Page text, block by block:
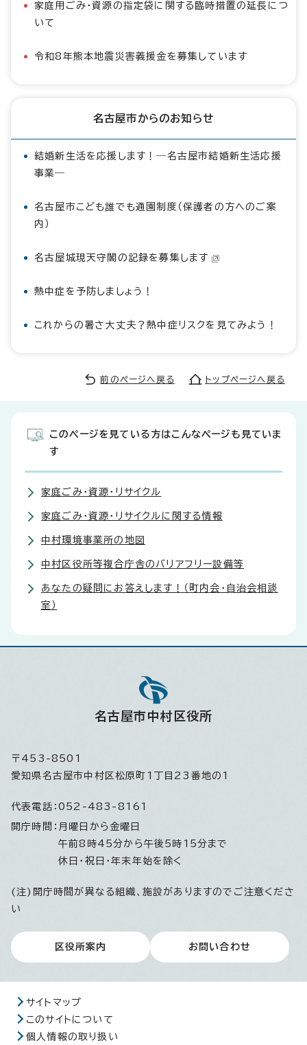
家庭用ごみ・資源の指定袋に関する臨時措置の延長につ
いて
令和8年熊本地震災害義援金を募集しています
名古屋市からのお知らせ
結婚新生活を応援します！―名古屋市結婚新生活応援
事業―
名古屋市こども誰でも通園制度（保護者の方へのご案
内）
名古屋城現天守閣の記録を募集します
熱中症を予防しましょう！
これからの暑さ大丈夫？熱中症リスクを見てみよう！
前のページへ戻る トップページへ戻る
このページを見ている方はこんなページも見ていま
す
家庭ごみ・資源・リサイクル
家庭ごみ・資源・リサイクルに関する情報
中村環境事業所の地図
中村区役所等複合庁舎のバリアフリー設備等
あなたの疑問にお答えします！（町内会・自治会相談
室）
名古屋市中村区役所
〒453-8501
愛知県名古屋市中村区松原町1丁目23番地の1
代表電話： 052-483-8161
開庁時間： 月曜日から金曜日
午前8時45分から午後5時15分まで
休日・祝日・年末年始を除く
(注)開庁時間が異なる組織、施設がありますのでご注意くださ
い
区役所案内 お問い合わせ
サイトマップ
このサイトについて
個人情報の取り扱い